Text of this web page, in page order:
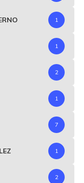
1
1
2
1
7
1
2